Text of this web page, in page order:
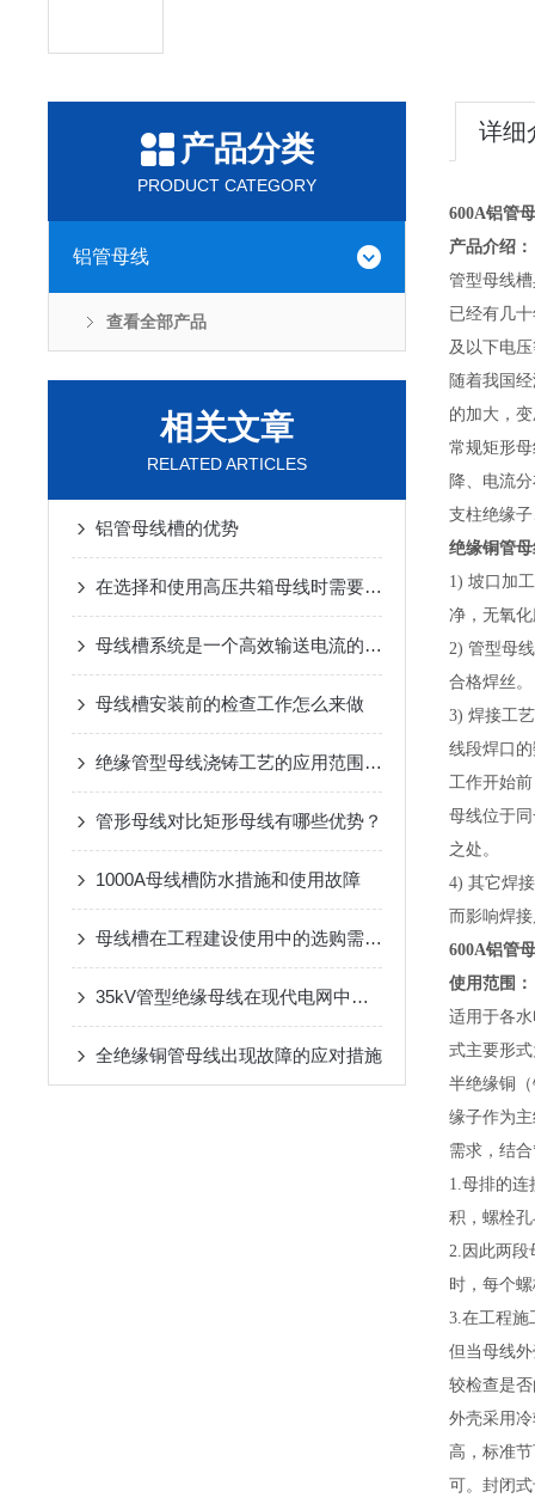
产品分类
PRODUCT CATEGORY
铝管母线
查看全部产品
相关文章
RELATED ARTICLES
铝管母线槽的优势
在选择和使用高压共箱母线时需要考虑以下因素
母线槽系统是一个高效输送电流的配电装置
母线槽安装前的检查工作怎么来做
绝缘管型母线浇铸工艺的应用范围与优势
管形母线对比矩形母线有哪些优势？
1000A母线槽防水措施和使用故障
母线槽在工程建设使用中的选购需要注意哪些方面？
35kV管型绝缘母线在现代电网中扮演着至关重要的角色
全绝缘铜管母线出现故障的应对措施
详细
600A铝管
产品介绍：
管型母线
已经有几
及以下电
随着我国
的加大，
常规矩形
降、电流
支柱绝缘
绝缘铜管
1) 坡口加
净，无氧
2) 管型母
合格焊丝。
3) 焊接工
线段焊口
工作开始
母线位于
之处。
4) 其它焊
而影响焊
600A铝管
使用范围：
适用于各
式主要形
半绝缘铜
缘子作为
需求，结
1.母排的
积，螺栓
2.因此两段
时，每个
3.在工程施
但当母线
较检查是
外壳采用
高，标准
可。封闭